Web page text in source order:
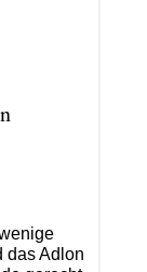
das Adlon